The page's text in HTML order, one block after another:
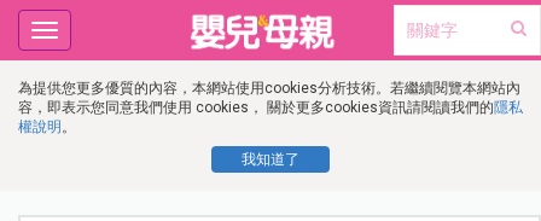
為提供您更多優質的內容，本網站使用cookies分析技術。若繼續閱覽本網站內
容，即表示您同意我們使用 cookies， 關於更多cookies資訊請閱讀我們的隱私
權說明 。
我知道了
Toggle
navigation